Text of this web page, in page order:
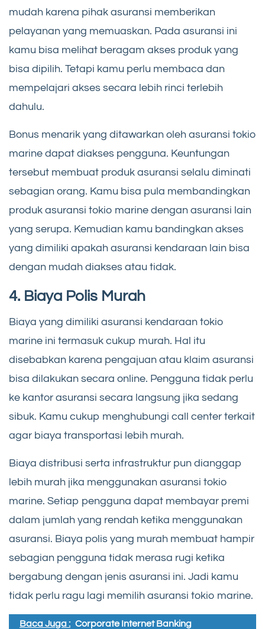
mudah karena pihak asuransi memberikan
pelayanan yang memuaskan. Pada asuransi ini
kamu bisa melihat beragam akses produk yang
bisa dipilih. Tetapi kamu perlu membaca dan
mempelajari akses secara lebih rinci terlebih
dahulu.
Bonus menarik yang ditawarkan oleh asuransi tokio
marine dapat diakses pengguna. Keuntungan
tersebut membuat produk asuransi selalu diminati
sebagian orang. Kamu bisa pula membandingkan
produk asuransi tokio marine dengan asuransi lain
yang serupa. Kemudian kamu bandingkan akses
yang dimiliki apakah asuransi kendaraan lain bisa
dengan mudah diakses atau tidak.
4. Biaya Polis Murah
Biaya yang dimiliki asuransi kendaraan tokio
marine ini termasuk cukup murah. Hal itu
disebabkan karena pengajuan atau klaim asuransi
bisa dilakukan secara online. Pengguna tidak perlu
ke kantor asuransi secara langsung jika sedang
sibuk. Kamu cukup menghubungi call center terkait
agar biaya transportasi lebih murah.
Biaya distribusi serta infrastruktur pun dianggap
lebih murah jika menggunakan asuransi tokio
marine. Setiap pengguna dapat membayar premi
dalam jumlah yang rendah ketika menggunakan
asuransi. Biaya polis yang murah membuat hampir
sebagian pengguna tidak merasa rugi ketika
bergabung dengan jenis asuransi ini. Jadi kamu
tidak perlu ragu lagi memilih asuransi tokio marine.
Baca Juga : Corporate Internet Banking